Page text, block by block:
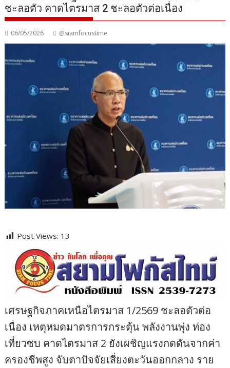
ชะลอตัว คาดไตรมาส 2 ชะลอตัวต่อเนื่อง
06/05/2026 @siamfocustime
Post Views: 13
เศรษฐกิจภาคเหนือไตรมาส 1/2569 ชะลอตัวต่อ
เนื่อง เหตุหมดมาตรการกระตุ้น พลังงานพุ่ง ท่อง
เที่ยวซบ คาดไตรมาส 2 ยังเผชิญแรงกดดันจากค่า
ครองชีพสูง จับตาปัจจัยเสี่ยงตะวันออกกลาง ราย